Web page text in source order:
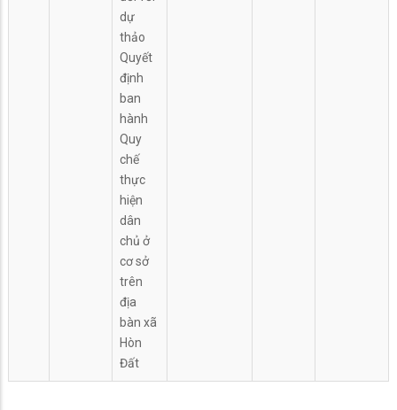
dự
thảo
Quyết
định
ban
hành
Quy
chế
thực
hiện
dân
chủ ở
cơ sở
trên
địa
bàn xã
Hòn
Đất